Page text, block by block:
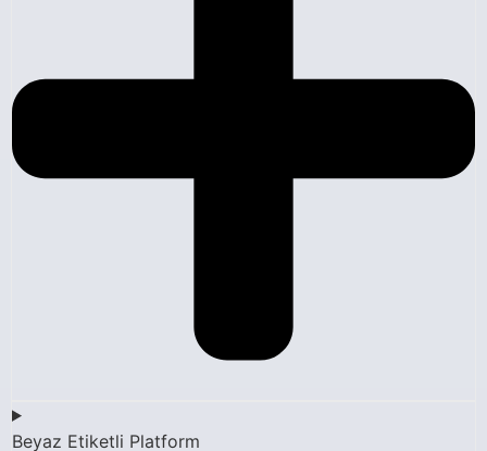
Beyaz Etiketli Platform